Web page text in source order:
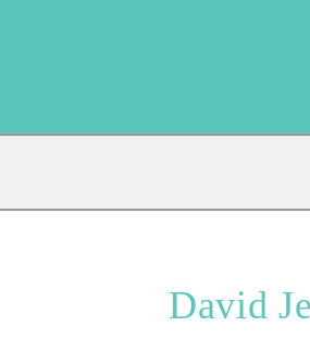
David